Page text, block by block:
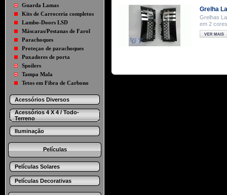
Guarda Lamas
Kits de Carroceria completos
Lambo-Doors LSD
Máscaras/Pestanas de Farol
Parachoques
Proteçao de parachoques
Puxadores de porta
Spoilers
Tampa Mala
Tetos em Fibra de Carbono
Acessórios Diversos
Acessórios 4 X 4 / Todo-
Terreno
Iluminação
Películas
Películas Solares
Películas Decorativas
Grelha
Grelhas
em 2